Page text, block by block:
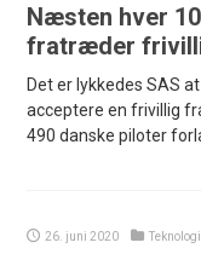
Næsten hver
fratræder
Det er lykkedes SAS
acceptere en frivillig
490 danske piloter
26. juni 2020 Teknologi